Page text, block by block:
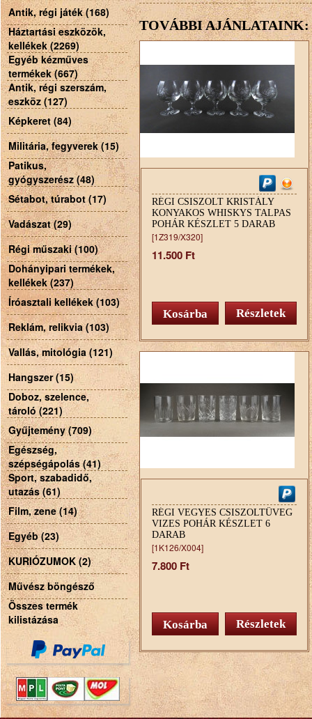
Antik, régi játék (168)
Háztartási eszközök,
kellékek (2269)
Egyéb kézműves
termékek (667)
Antik, régi szerszám,
eszköz (127)
Képkeret (84)
Militária, fegyverek (15)
Patikus,
gyógyszerész (48)
Sétabot, túrabot (17)
Vadászat (29)
Régi műszaki (100)
Dohányipari termékek,
kellékek (237)
Íróasztali kellékek (103)
Reklám, relikvia (103)
Vallás, mitológia (121)
Hangszer (15)
Doboz, szelence,
tároló (221)
Gyűjtemény (709)
Egészség,
szépségápolás (41)
Sport, szabadidő,
utazás (61)
Film, zene (14)
Egyéb (23)
KURIÓZUMOK (2)
Művész böngésző
Összes termék
kilistázása
TOVÁBBI AJÁNLATAINK:
RÉGI CSISZOLT KRISTÁLY
KONYAKOS WHISKYS TALPAS
POHÁR KÉSZLET 5 DARAB
[1Z319/X320]
11.500 Ft
Részletek
RÉGI VEGYES CSISZOLTÜVEG
VIZES POHÁR KÉSZLET 6
DARAB
[1K126/X004]
7.800 Ft
Részletek